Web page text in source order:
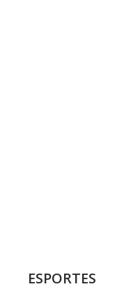
ESPORTES